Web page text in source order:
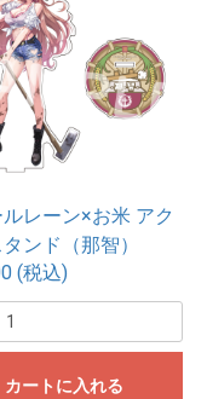
レーン×お米 アク
ンド（那智）
(税込)
カートに入れる